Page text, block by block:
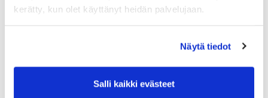
kerätty, kun olet käyttänyt heidän palvelujaan.
Näytä tiedot
Salli kaikki evästeet
Lisätiedot